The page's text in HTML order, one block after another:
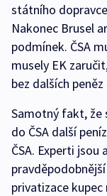
státního
Nakonec Brusel
podmínek. ČSA
musely EK
bez dalších
Samotný fakt, že
do ČSA další
ČSA. Experti
privatizace kupec